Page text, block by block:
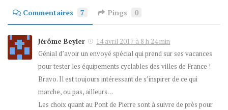
Commentaires 7 Pings 0
Jérôme Beyler
14 avril 2017 à 8 h 24 min
Génial d’avoir un envoyé spécial qui prend sur ses vacances
pour tester les équipements cyclables des villes de France !
Bravo. Il est toujours intéressant de s’inspirer de ce qui
marche, ou pas, ailleurs…
Les choix quant au Pont de Pierre sont à suivre de près pour